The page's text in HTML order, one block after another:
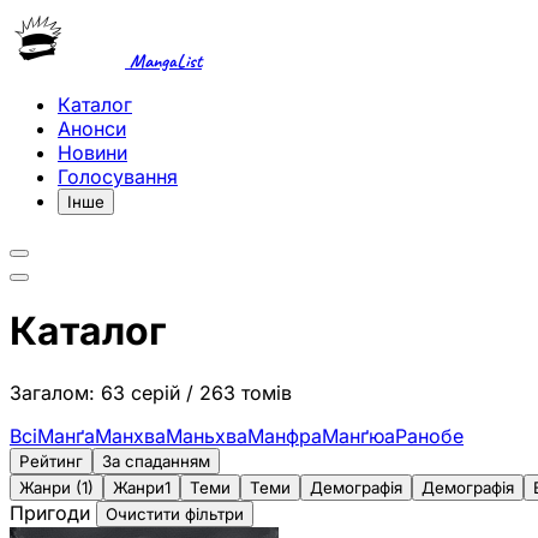
MangaList
Каталог
Анонси
Новини
Голосування
Інше
Каталог
Загалом: 63 серій / 263 томів
ВсіМанґаМанхваМаньхваМанфраМанґюаРанобе
Рейтинг
За спаданням
Жанри (1)
Жанри1 Теми Теми Демографія Демографія
Пригоди Очистити фільтри